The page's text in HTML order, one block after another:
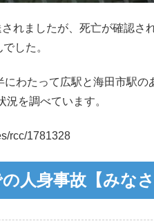
れましたが、死亡が確認さ
した。
わたって広駅と海田市駅
を調べています。
rcc/1781328
人身事故【みなさ